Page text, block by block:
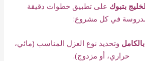
بتبوك على تطبيق خطوات دقيقة
في كل مشروع:
وتحديد نوع العزل المناسب (مائي،
حراري، أو مزدوج).